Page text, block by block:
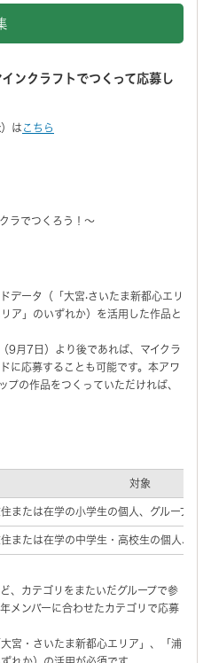
ンクラフトでつくって応募し
は こちら
ラでつくろう！～
データ（「⼤宮‧さいたま新都⼼エリ
ア」のいずれか）を活⽤した作品と
9月7日）より後であれば、マイクラ
に応募することも可能です。本アワ
プの作品をつくっていただければ、
対象
または在学の小学生の個人、グループ（
または在学の中学生・高校生の個人、グ
、カテゴリをまたいだグループで参
メンバーに合わせたカテゴリで応募
宮・さいたま新都心エリア」、「浦